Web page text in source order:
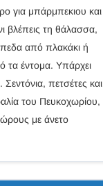
για μπάρμπεκιου και
βλέπεις τη θάλασσα,
από πλακάκι ή
τα έντομα. Υπάρχει
πετσέτες και
του Πευκοχωρίου,
με άνετο